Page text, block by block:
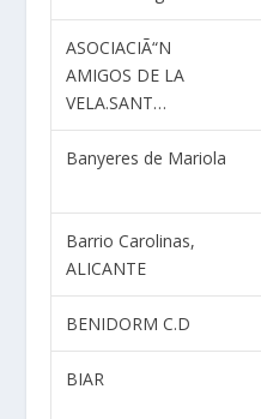
ASOCIACIÃ“N
AMIGOS DE LA
VELA.SANT…
Banyeres de Mariola
Barrio Carolinas,
ALICANTE
BENIDORM C.D
BIAR